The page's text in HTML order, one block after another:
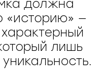
должна
«историю» —
лишь